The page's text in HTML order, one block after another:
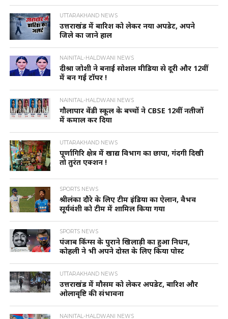
UTTARAKHAND NEWS
उत्तराखंड में बारिश को लेकर नया अपडेट, अपने
जिले का जाने हाल
NAINITAL-HALDWANI NEWS
दीश्रा जोशी ने बनाई सोशल मीडिया से दूरी और 12वीं
में बन गई टॉपर !
NAINITAL-HALDWANI NEWS
गौलापार वेंडी स्कूल के बच्चों ने CBSE 12वीं नतीजों
में कमाल कर दिया
UTTARAKHAND NEWS
पूर्णागिरि क्षेत्र में खाद्य विभाग का छापा, गंदगी दिखी
तो तुरंत एक्शन !
SPORTS NEWS
श्रीलंका दौरे के लिए टीम इंडिया का ऐलान, वैभव
सूर्यवंशी को टीम में शामिल किया गया
SPORTS NEWS
पंजाब किंग्स के पुराने खिलाड़ी का हुआ निधन,
कोहली ने भी अपने दोस्त के लिए किया पोस्ट
UTTARAKHAND NEWS
उत्तराखंड में मौसम को लेकर अपडेट, बारिश और
ओलावृष्टि की संभावना
NAINITAL-HALDWANI NEWS